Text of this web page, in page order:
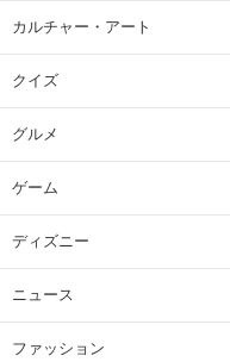
カルチャー・アート
クイズ
グルメ
ゲーム
ディズニー
ニュース
ファッション